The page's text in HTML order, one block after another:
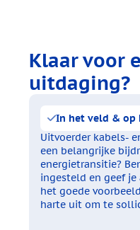
Klaar voor
uitdaging?
In het veld & op
Uitvoerder kabels-
een belangrijke
energietransitie?
ingesteld en geef
het goede
harte uit om te